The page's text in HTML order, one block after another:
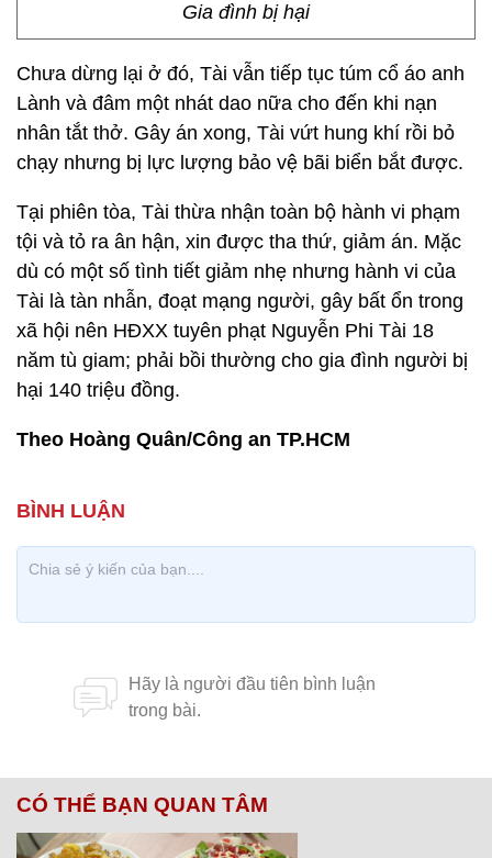
Gia đình bị hại
Chưa dừng lại ở đó, Tài vẫn tiếp tục túm cổ áo anh
Lành và đâm một nhát dao nữa cho đến khi nạn
nhân tắt thở. Gây án xong, Tài vứt hung khí rồi bỏ
chạy nhưng bị lực lượng bảo vệ bãi biển bắt được.
Tại phiên tòa, Tài thừa nhận toàn bộ hành vi phạm
tội và tỏ ra ân hận, xin được tha thứ, giảm án. Mặc
dù có một số tình tiết giảm nhẹ nhưng hành vi của
Tài là tàn nhẫn, đoạt mạng người, gây bất ổn trong
xã hội nên HĐXX tuyên phạt Nguyễn Phi Tài 18
năm tù giam; phải bồi thường cho gia đình người bị
hại 140 triệu đồng.
Theo Hoàng Quân/Công an TP.HCM
CÓ THỂ BẠN QUAN TÂM